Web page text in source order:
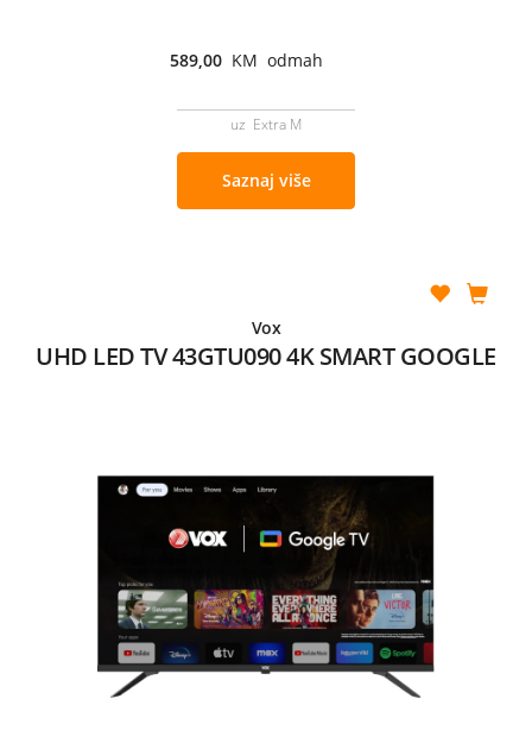
589,00 KM odmah
uz Extra M
Saznaj više
Vox
UHD LED TV 43GTU090 4K SMART GOOGLE